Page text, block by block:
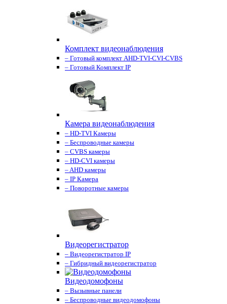
Комплект видеонаблюдения
– Готовый комплект AHD-TVI-CVI-CVBS
– Готовый Комплект IP
Камера видеонаблюдения
– HD-TVI Камеры
– Беспроводные камеры
– CVBS камеры
– HD-CVI камеры
– AHD камеры
– IP Камера
– Поворотные камеры
Видеорегистратор
– Видеорегистратор IP
– Гибридный видеорегистратор
Видеодомофоны
– Вызывные панели
– Беспроводные видеодомофоны